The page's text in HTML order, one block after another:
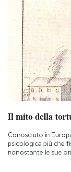
Il mito della
Conosciuto in
psicologica più che
nonostante le sue